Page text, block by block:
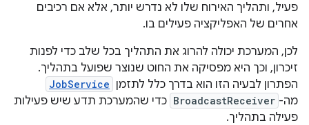
פעיל, ותהליך האירוח שלו לא נדרש יותר, אלא אם רכיבים
אחרים של האפליקציה פעילים בו.
לכן, המערכת יכולה להרוג את התהליך בכל שלב כדי לפנות
זיכרון, וכך היא מפסיקה את החוט שנוצר שפועל בתהליך.
הפתרון לבעיה הזו הוא בדרך כלל לתזמן JobService
מה- BroadcastReceiver כדי שהמערכת תדע שיש פעילות
פעילה בתהליך.